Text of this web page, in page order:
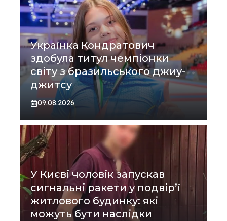
Українка Кондратович
здобула титул чемпіонки
світу з бразильського джиу-
джитсу
09.08.2026
У Києві чоловік запускав
сигнальні ракети у подвір’ї
житлового будинку: які
можуть бути наслідки